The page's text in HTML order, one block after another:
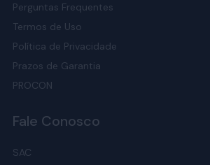
Perguntas Frequentes
Termos de Uso
Política de Privacidade
Prazos de Garantia
PROCON
Fale Conosco
SAC